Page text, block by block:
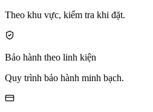
Theo khu vực, kiểm tra khi đặt.
Bảo hành theo linh kiện
Quy trình bảo hành minh bạch.